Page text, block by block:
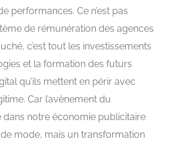
performances. Ce n’est pas
de rémunération des agences
c’est tout les investissements
et la formation des futurs
qu’ils mettent en périr avec
Car l’avènement du
notre économie publicitaire
de mode, mais un transformation